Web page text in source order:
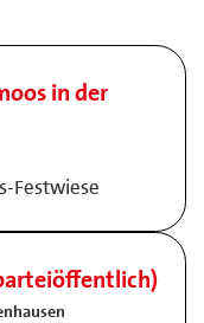
in der
Festwiese